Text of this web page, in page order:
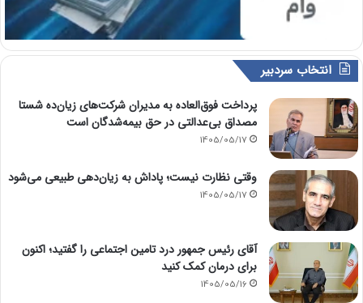
انتخاب سردبیر
پرداخت فوق‌العاده به مدیران شرکت‌های زیان‌ده شستا
مصداق بی‌عدالتی در حق بیمه‌شدگان است
1405/05/17
وقتی نظارت نیست؛ پاداش به زیان‌دهی طبیعی می‌شود
1405/05/17
آقای رئیس جمهور درد تامین اجتماعی را گفتید؛ اکنون
برای درمان کمک کنید
1405/05/16